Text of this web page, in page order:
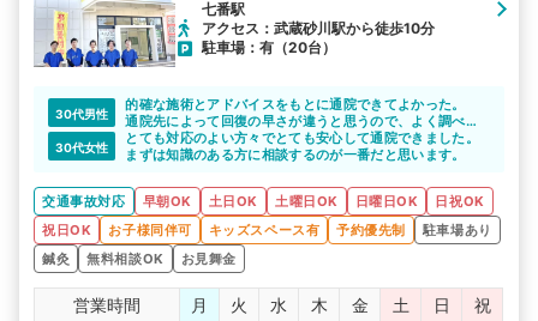
七番駅
アクセス：武蔵砂川駅から徒歩10分
駐車場：有（20台）
30代男性
的確な施術とアドバイスをもとに通院できてよかった。
通院先によって回復の早さが違うと思うので、よく調べて
から通院先を決めるのがよいと思います。
30代女性
とても対応のよい方々でとても安心して通院できました。
まずは知識のある方に相談するのが一番だと思います。
交通事故対応 早朝OK 土日OK 土曜日OK 日曜日OK
日祝OK
祝日OK
お子様同伴可 キッズスペース有 予約優先制
駐車場あり
鍼灸
無料相談OK お見舞金
営業時間 月 火 水 木 金 土 日
祝